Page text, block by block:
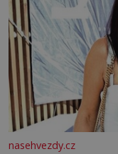
nasehvezdy.cz